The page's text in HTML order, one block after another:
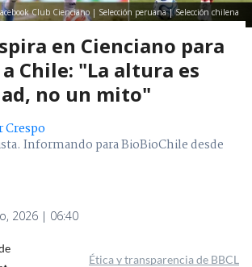
Club Cienciano | Selección peruana | Selección chilena
en Cienciano para
Chile: "La altura es
no un mito"
Informando para BioBioChile desde
2026 | 06:40
Ética y transparencia de BBCL